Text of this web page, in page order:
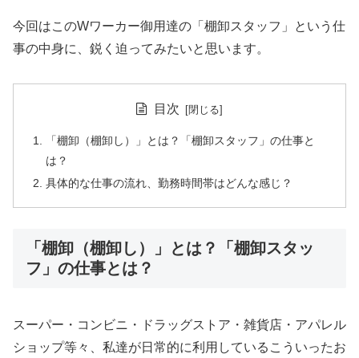
今回はこのWワーカー御用達の「棚卸スタッフ」という仕
事の中身に、鋭く迫ってみたいと思います。
目次
「棚卸（棚卸し）」とは？「棚卸スタッフ」の仕事と
は？
具体的な仕事の流れ、勤務時間帯はどんな感じ？
「棚卸（棚卸し）」とは？「棚卸スタッ
フ」の仕事とは？
スーパー・コンビニ・ドラッグストア・雑貨店・アパレル
ショップ等々、私達が日常的に利用しているこういったお